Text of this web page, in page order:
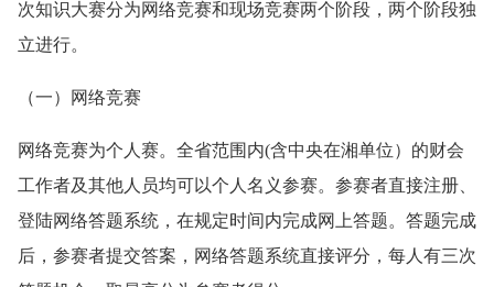
次知识大赛分为网络竞赛和现场竞赛两个阶段，两个阶段独
立进行。
（一）网络竞赛
网络竞赛为个人赛。全省范围内(含中央在湘单位）的财会
工作者及其他人员均可以个人名义参赛。参赛者直接注册、
登陆网络答题系统，在规定时间内完成网上答题。答题完成
后，参赛者提交答案，网络答题系统直接评分，每人有三次